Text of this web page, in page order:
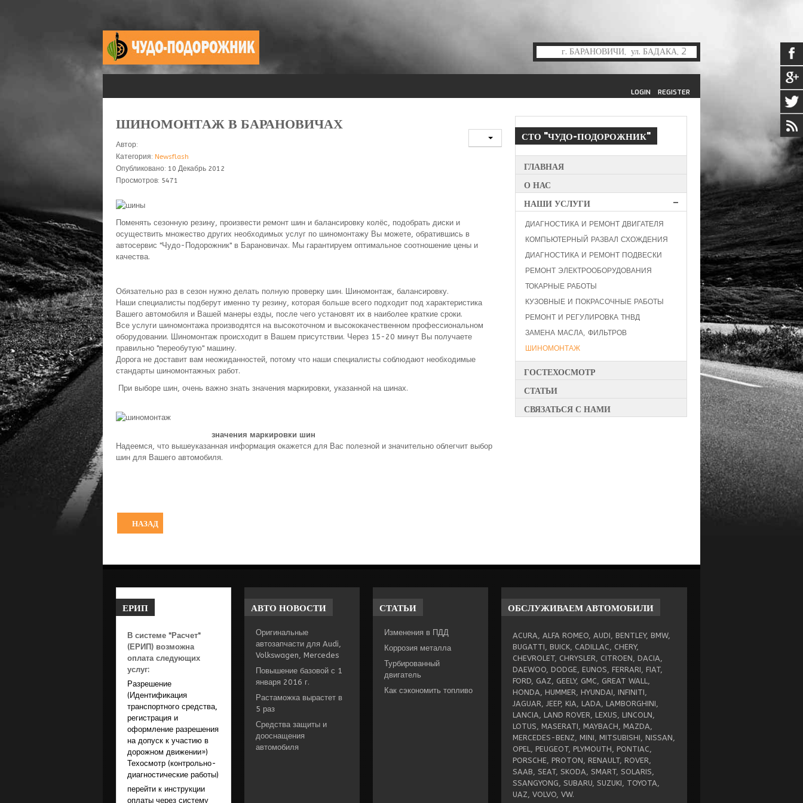
REGISTER
LOGIN
ШИНОМОНТАЖ В БАРАНОВИЧАХ
Автор:
Категория: Newsflash
Опубликовано: 10 Декабрь 2012
Просмотров: 5471
Поменять сезонную резину, произвести ремонт шин и балансировку колёс, подобрать диски и
осуществить множество других необходимых услуг по шиномонтажу Вы можете, обратившись в
автосервис "Чудо-Подорожник" в Барановичах. Мы гарантируем оптимальное соотношение цены и
качества.
Обязательно раз в сезон нужно делать полную проверку шин. Шиномонтаж, балансировку.
Наши специалисты подберут именно ту резину, которая больше всего подходит под характеристика
Вашего автомобиля и Вашей манеры езды, после чего установят их в наиболее краткие сроки.
Все услуги шиномонтажа производятся на высокоточном и высококачественном профессиональном
оборудовании. Шиномонтаж происходит в Вашем присутствии. Через 15-20 минут Вы получаете
правильно "переобутую" машину.
Дорога не доставит вам неожиданностей, потому что наши специалисты соблюдают необходимые
стандарты шиномонтажных работ.
При выборе шин, очень важно знать значения маркировки, указанной на шинах.
значения маркировки шин
Надеемся, что вышеуказанная информация окажется для Вас полезной и значительно облегчит выбор
шин для Вашего автомобиля.
НАЗАД
СТО "ЧУДО-ПОДОРОЖНИК"
ГЛАВНАЯ
О НАС
НАШИ УСЛУГИ
ДИАГНОСТИКА И РЕМОНТ ДВИГАТЕЛЯ
КОМПЬЮТЕРНЫЙ РАЗВАЛ СХОЖДЕНИЯ
ДИАГНОСТИКА И РЕМОНТ ПОДВЕСКИ
РЕМОНТ ЭЛЕКТРООБОРУДОВАНИЯ
ТОКАРНЫЕ РАБОТЫ
КУЗОВНЫЕ И ПОКРАСОЧНЫЕ РАБОТЫ
РЕМОНТ И РЕГУЛИРОВКА ТНВД
ЗАМЕНА МАСЛА, ФИЛЬТРОВ
ШИНОМОНТАЖ
ГОСТЕХОСМОТР
СТАТЬИ
СВЯЗАТЬСЯ С НАМИ
ЕРИП
В системе "Расчет"
(ЕРИП) возможна
оплата следующих
услуг:
Разрешение
(Идентификация
транспортного средства,
регистрация и
оформление разрешения
на допуск к участию в
дорожном движении»)
Техосмотр (контрольно-
диагностические работы)
перейти к инструкции
оплаты через систему
АВТОНОВОСТИ
Оригинальные
автозапчасти для Audi,
Volkswagen, Mercedes
Повышение базовой с 1
января 2016 г.
Растаможка вырастет в
5 раз
Средства защиты и
дооснащения
автомобиля
СТАТЬИ
Изменения в ПДД
Коррозия металла
Турбированный
двигатель
Как сэкономить топливо
ОБСЛУЖИВАЕМАВТОМОБИЛИ
ACURA, ALFA ROMEO, AUDI, BENTLEY, BMW,
BUGATTI, BUICK, CADILLAC, CHERY,
CHEVROLET, CHRYSLER, CITROEN, DACIA,
DAEWOO, DODGE, EUNOS, FERRARI, FIAT,
FORD, GAZ, GEELY, GMC, GREAT WALL,
HONDA, HUMMER, HYUNDAI, INFINITI,
JAGUAR, JEEP, KIA, LADA, LAMBORGHINI,
LANCIA, LAND ROVER, LEXUS, LINCOLN,
LOTUS, MASERATI, MAYBACH, MAZDA,
MERCEDES-BENZ, MINI, MITSUBISHI, NISSAN,
OPEL, PEUGEOT, PLYMOUTH, PONTIAC,
PORSCHE, PROTON, RENAULT, ROVER,
SAAB, SEAT, SKODA, SMART, SOLARIS,
SSANGYONG, SUBARU, SUZUKI, TOYOTA,
UAZ, VOLVO, VW.